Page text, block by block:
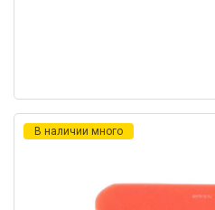
В наличии много